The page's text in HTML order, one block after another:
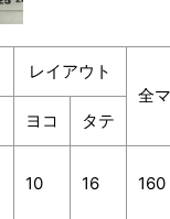
レイアウト
全
ヨコ タテ
10 16 160